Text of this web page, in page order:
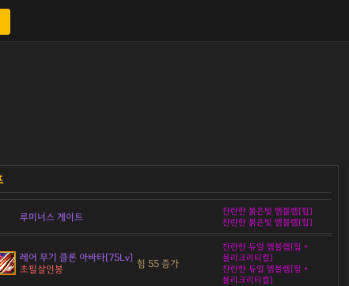
루미너스 게이트
찬란한 붉은빛 엠블렘[힘]
찬란한 붉은빛 엠블렘[힘]
레어 무기 클론 아바타[75Lv]
초필살인봉
힘 55 증가
찬란한 듀얼 엠블렘[힘 +
물리크리티컬]
찬란한 듀얼 엠블렘[힘 +
물리크리티컬]